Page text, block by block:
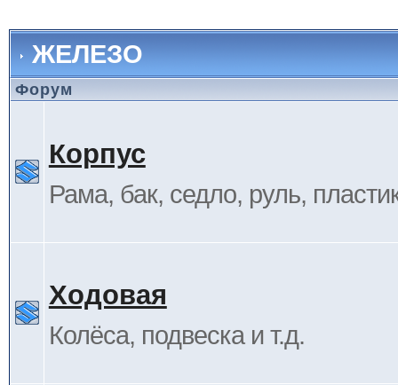
ЖЕЛЕЗО
Форум
Корпус
Рама, бак, седло, руль,
Ходовая
Колёса, подвеска и т.д.